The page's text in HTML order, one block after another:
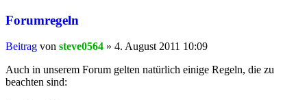
Forumregeln
Beitrag von steve0564 » 4. August 2011 10:09
Auch in unserem Forum gelten natürlich einige Regeln, die zu
beachten sind: